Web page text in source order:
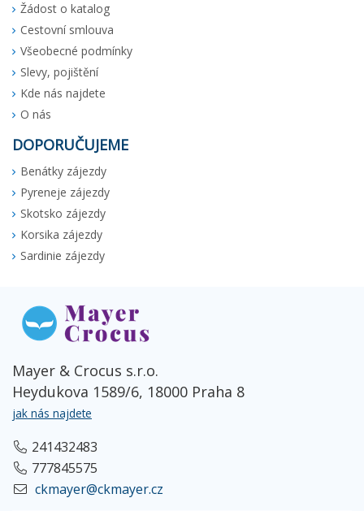
Žádost o katalog
Cestovní smlouva
Všeobecné podmínky
Slevy, pojištění
Kde nás najdete
O nás
DOPORUČUJEME
Benátky zájezdy
Pyreneje zájezdy
Skotsko zájezdy
Korsika zájezdy
Sardinie zájezdy
Mayer & Crocus s.r.o.
Heydukova 1589/6, 18000 Praha 8
jak nás najdete
241432483
777845575
ckmayer@ckmayer.cz